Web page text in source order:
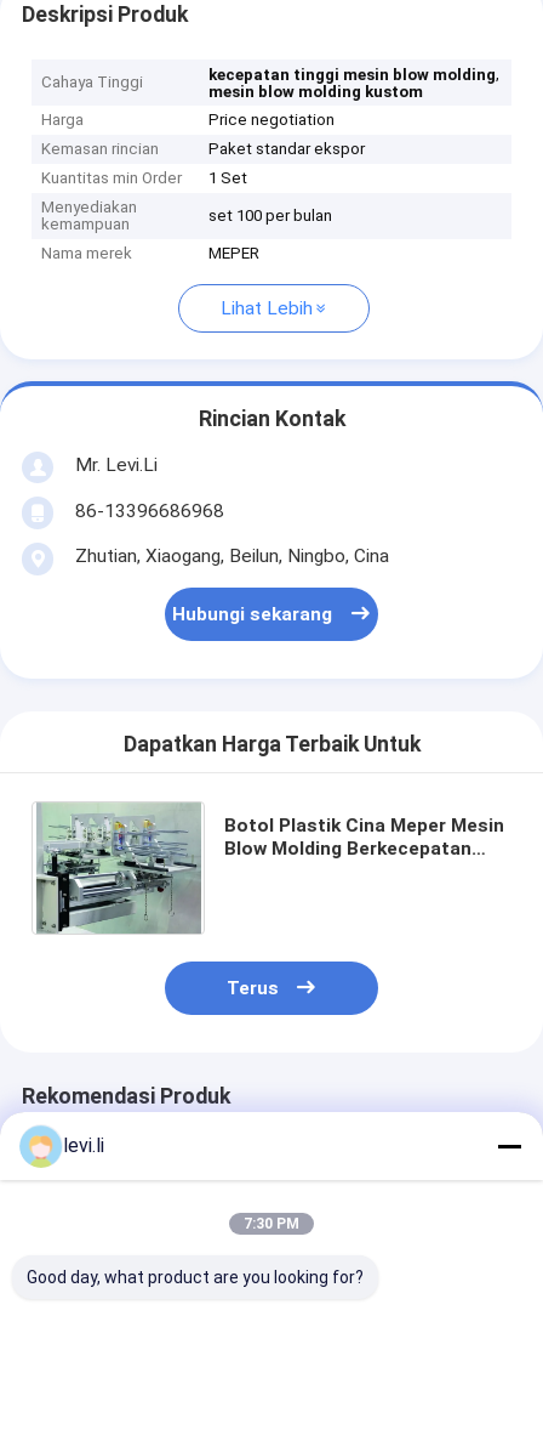
Deskripsi Produk
Cahaya Tinggi kecepatan tinggi mesin blow molding,
mesin blow molding kustom
Harga
Price negotiation
Kemasan rincian
Paket standar ekspor
Kuantitas min Order
1 Set
Menyediakan
kemampuan
set 100 per bulan
Nama merek MEPER
Lihat Lebih
Rincian Kontak
Mr. Levi.Li
86-13396686968
Zhutian, Xiaogang, Beilun, Ningbo, Cina
Hubungi sekarang
Dapatkan Harga Terbaik Untuk
Botol Plastik Cina Meper Mesin
Blow Molding Berkecepatan
Terus
Rekomendasi Produk
levi.li
7:30 PM
Good day, what product are you looking for?